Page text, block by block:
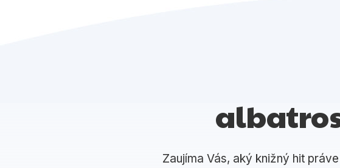
Zaujíma Vás, aký knižný hit